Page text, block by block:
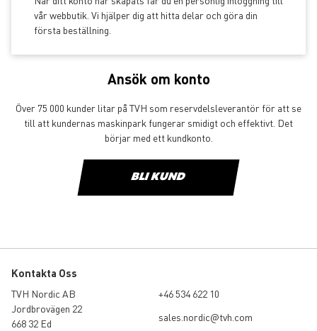
vår webbutik. Vi hjälper dig att hitta delar och göra din
första beställning.
Ansök om konto
Över 75 000 kunder litar på TVH som reservdelsleverantör för att se
till att kundernas maskinpark fungerar smidigt och effektivt. Det
börjar med ett kundkonto.
BLI KUND
Kontakta Oss
TVH Nordic AB
Jordbrovägen 22
668 32 Ed
+46 534 622 10
sales.nordic@tvh.com